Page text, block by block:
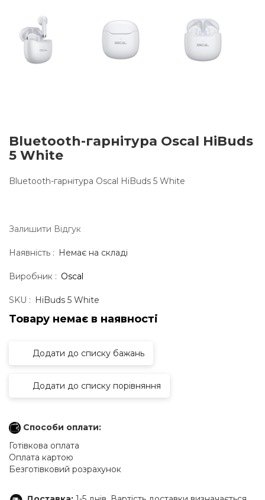
Bluetooth-гарнітура Oscal HiBuds
5 White
Bluetooth-гарнітура Oscal HiBuds 5 White
Залишити Вiдгук
Наявність : Немає на складі
Виробник : Oscal
SKU : HiBuds 5 White
Товару немає в наявностi
Додати до списку бажань
Додати до списку порівняння
Способи оплати:
Готівкова оплата
Оплата картою
Безготівковий розрахунок